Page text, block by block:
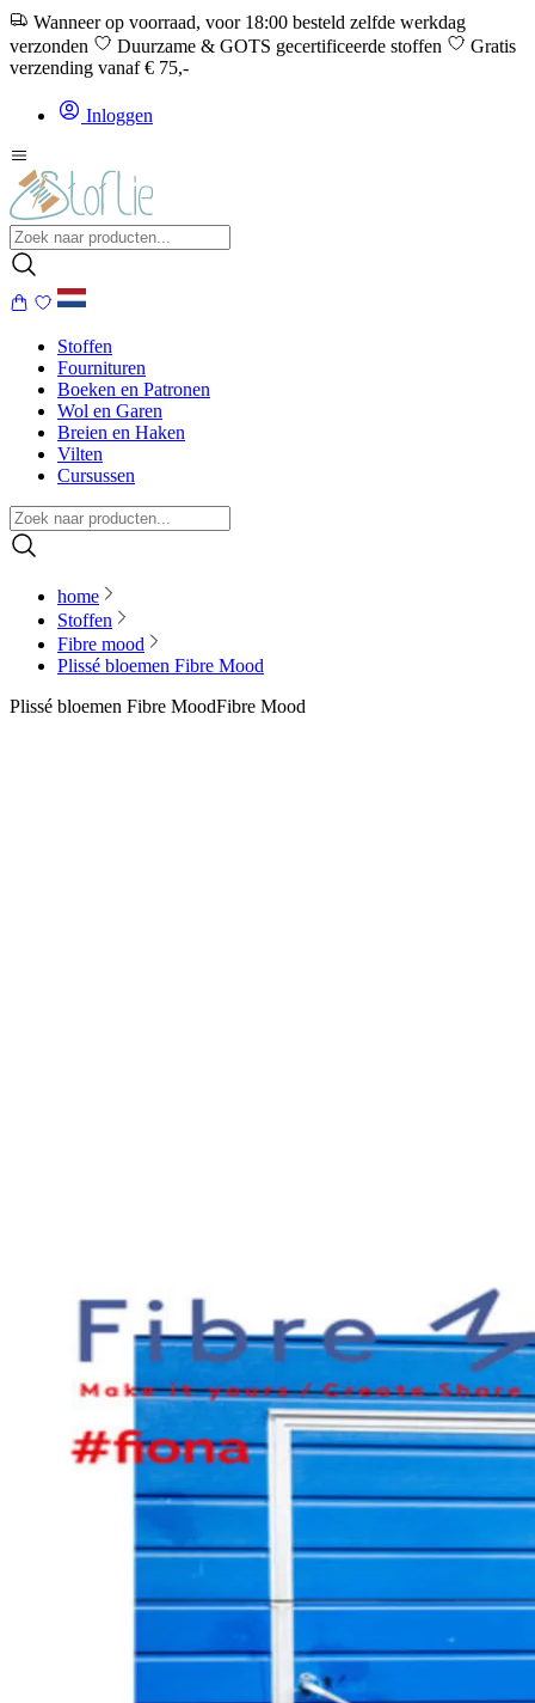
Wanneer op voorraad, voor 18:00 besteld zelfde werkdag
verzonden
Duurzame & GOTS gecertificeerde stoffen
Gratis
verzending vanaf € 75,-
Inloggen
Stoffen
Fournituren
Boeken en Patronen
Wol en Garen
Breien en Haken
Vilten
Cursussen
home
Stoffen
Fibre mood
Plissé bloemen Fibre Mood
Plissé bloemen Fibre MoodFibre Mood